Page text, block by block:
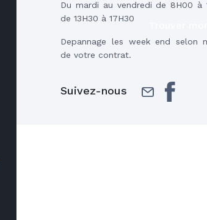
Du mardi au vendredi de 8H00 à
de 13H30 à 17H30
Depannage les week end selon
de votre contrat.
Suivez-nous